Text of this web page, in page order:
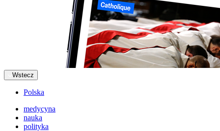
Wstecz
Polska
medycyna
nauka
polityka